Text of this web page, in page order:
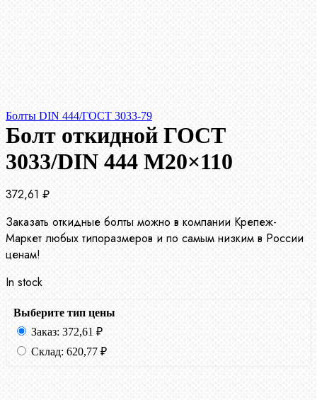
Болты DIN 444/ГОСТ 3033-79
Болт откидной ГОСТ
3033/DIN 444 М20×110
372,61 ₽
Заказать откидные болты можно в компании Крепеж-
Маркет любых типоразмеров и по самым низким в России
ценам!
In stock
Выберите тип цены
Заказ: 372,61 ₽
Склад: 620,77 ₽